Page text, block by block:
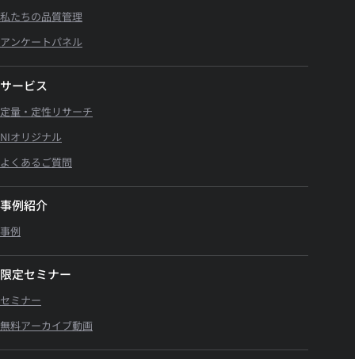
私たちの品質管理
アンケートパネル
サービス
定量・定性リサーチ
NIオリジナル
よくあるご質問
事例紹介
事例
限定セミナー
セミナー
無料アーカイブ動画